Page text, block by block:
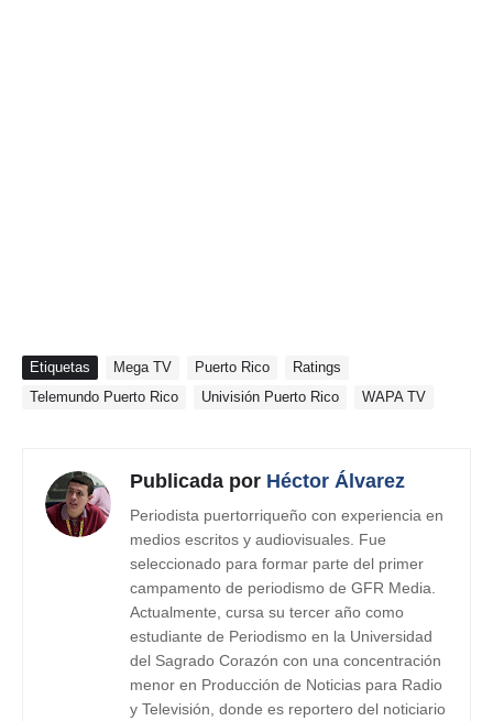
Etiquetas Mega TV Puerto Rico
Ratings
Telemundo Puerto Rico
Univisión Puerto Rico WAPA TV
Publicada por Héctor Álvarez
Periodista puertorriqueño con experiencia en
medios escritos y audiovisuales. Fue
seleccionado para formar parte del primer
campamento de periodismo de GFR Media.
Actualmente, cursa su tercer año como
estudiante de Periodismo en la Universidad
del Sagrado Corazón con una concentración
menor en Producción de Noticias para Radio
y Televisión, donde es reportero del noticiario